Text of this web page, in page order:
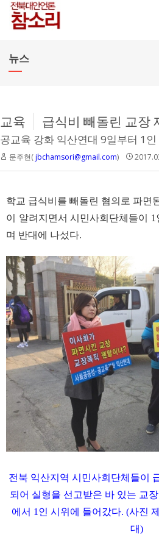
뉴스
교육 급식비 빼돌린 교장 재임용 사태, 시
공교육 강화 익산연대 9일부터 1인
문주현(jbchamsori@gmail.com)
학교 급식비를 빼돌린 혐의로 파면
이 알려지면서 시민사회단체들이
며 반대에 나섰다.
전북 익산지역 시민사회단체들이
되어 실형을 선고받은 바 있는 교
에서 1인 시위에 들어갔다. (사진
대)